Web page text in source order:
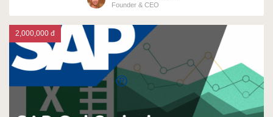
Founder & CEO
2,000,000 đ